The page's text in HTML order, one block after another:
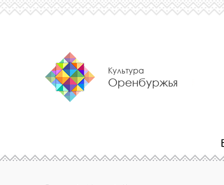
Культура
Оренбуржья